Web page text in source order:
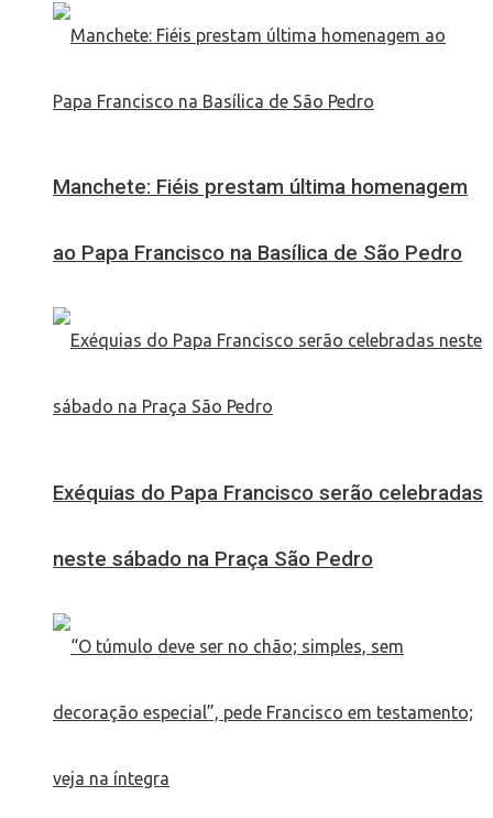
Manchete: Fiéis prestam última homenagem
ao Papa Francisco na Basílica de São Pedro
Exéquias do Papa Francisco serão celebradas
neste sábado na Praça São Pedro